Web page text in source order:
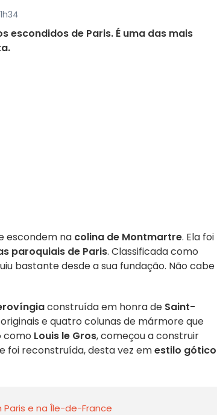
escondidos de Paris. É uma das mais
escondem na colina de Montmartre. Ela foi
paroquiais de Paris. Classificada como
bastante desde a sua fundação. Não cabe
construída em honra de Saint-
e quatro colunas de mármore que
como Louis le Gros, começou a construir
foi reconstruída, desta vez emestilo gótico
e na Île-de-France